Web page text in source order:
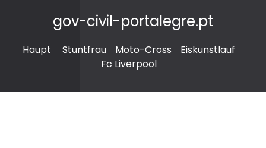
gov-civil-portalegre.pt
Haupt Stuntfrau Moto-Cross
Eiskunstlauf
Fc Liverpool